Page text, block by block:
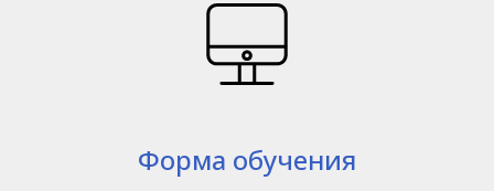
Форма обучения